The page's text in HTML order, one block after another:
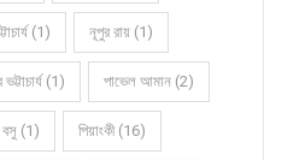
(1) নূপুর রায় (1)
(1) পাভেল আমান (2)
বসু (1) পিয়াংকী (16)